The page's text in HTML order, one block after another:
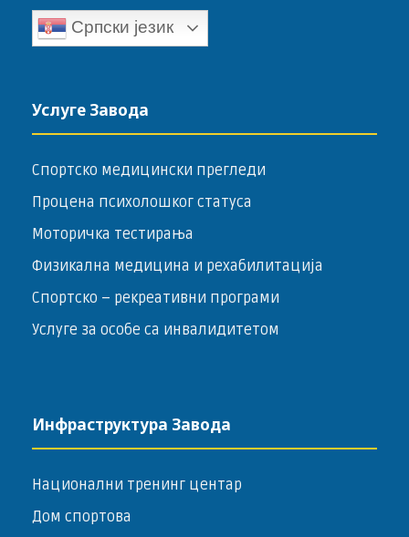
Српски језик
Услуге Завода
Спортско медицински прегледи
Процена психолошког статуса
Моторичка тестирања
Физикална медицина и рехабилитација
Спортско – ­рекреативни програми
Услуге за особе са инвалидитетом
Инфраструктура Завода
Национални тренинг центар
Дом спортова